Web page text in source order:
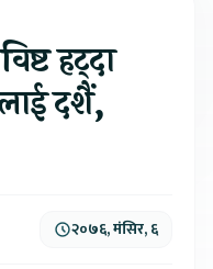
हट्दा
दशैं,
२०७६, मंसिर, ६